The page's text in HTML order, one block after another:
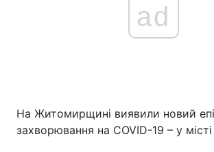
Головна Війна
ad
На Житомирщині виявили новий
захворювання на COVID-19 – у